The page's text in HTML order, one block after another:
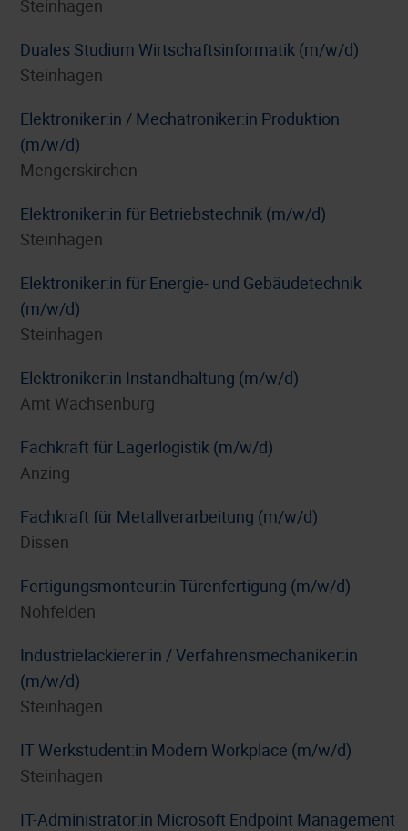
Steinhagen
Duales Studium Wirtschaftsinformatik (m/w/d)
Steinhagen
Elektroniker:in / Mechatroniker:in Produktion
(m/w/d)
Mengerskirchen
Elektroniker:in für Betriebstechnik (m/w/d)
Steinhagen
Elektroniker:in für Energie- und Gebäudetechnik
(m/w/d)
Steinhagen
Elektroniker:in Instandhaltung (m/w/d)
Amt Wachsenburg
Fachkraft für Lagerlogistik (m/w/d)
Anzing
Fachkraft für Metallverarbeitung (m/w/d)
Dissen
Fertigungsmonteur:in Türenfertigung (m/w/d)
Nohfelden
Industrielackierer:in / Verfahrensmechaniker:in
(m/w/d)
Steinhagen
IT Werkstudent:in Modern Workplace (m/w/d)
Steinhagen
IT-Administrator:in Microsoft Endpoint Management